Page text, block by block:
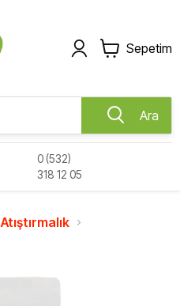
Sepetim
Ara
0 (532)
318 12 05
Atıştırmalık